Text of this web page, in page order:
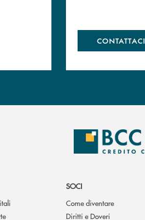
CONTATTACI
SOCI
Come diventare
Diritti e Doveri